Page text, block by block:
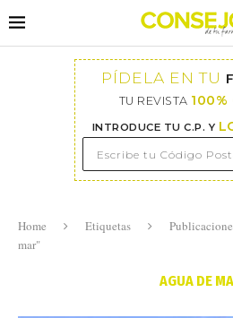
PÍDELA EN TU
TU REVISTA 100%
INTRODUCE TU C.P. Y
Home Etiquetas
mar"
AGUA DE